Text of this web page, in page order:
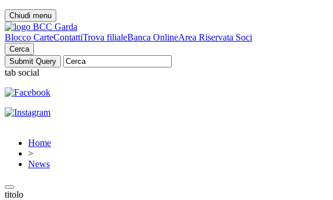
Chiudi menu
Blocco CarteContattiTrova filialeBanca OnlineArea Riservata Soci
Cerca
tab social
Home
>
News
titolo